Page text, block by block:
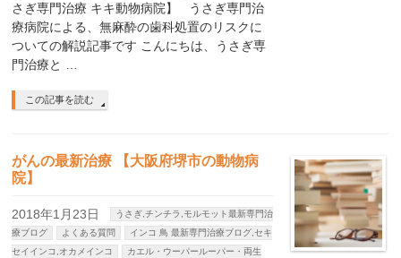
さぎ専門治療 キキ動物病院】 うさぎ専門治
療病院による、無麻酔の歯科処置のリスクに
ついての解説記事です こんにちは、うさぎ専
門治療と …
この記事を読む
がんの最新治療 【大阪府堺市の動物病
院】
2018年1月23日
うさぎ,チンチラ,モルモット最新専門治
療ブログ
よくある質問
インコ 鳥 最新専門治療ブログ,セキ
セイインコ,オカメインコ
カエル・ウーパールーパー・両生